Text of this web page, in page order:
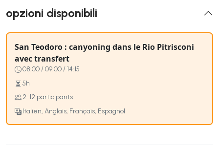
opzioni disponibili
San Teodoro : canyoning dans le Rio Pitrisconi
avec transfert
08:00 / 09:00 / 14:15
5h
2-12 participants
Italien, Anglais, Français, Espagnol